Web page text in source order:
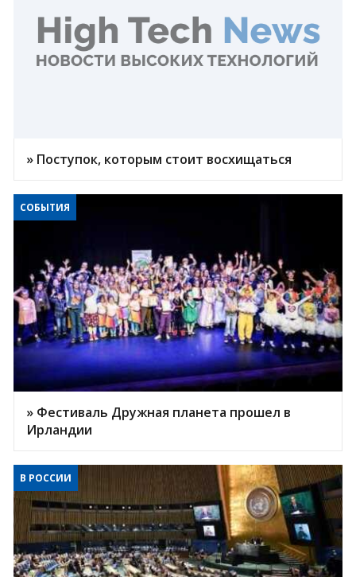
» Поступок, которым стоит восхищаться
СОБЫТИЯ
» Фестиваль Дружная планета прошел в
Ирландии
В РОССИИ